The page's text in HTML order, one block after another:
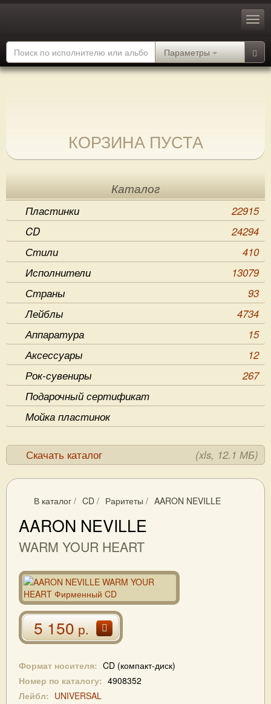
Параметры
КОРЗИНА ПУСТА
Каталог
Пластинки
22915
CD
24294
Стили
410
Исполнители
13079
Страны
93
Лейблы
4734
Аппаратура
15
Аксессуары
12
Рок-сувениры
267
Подарочный сертификат
Мойка пластинок
Скачать каталог (xls, 12.1 МБ)
В каталог / CD / Раритеты / AARON NEVILLE
AARON NEVILLE
WARM YOUR HEART
5 150р.
Формат носителя: CD (компакт-диск)
Номер по каталогу: 4908352
Лейбл: UNIVERSAL